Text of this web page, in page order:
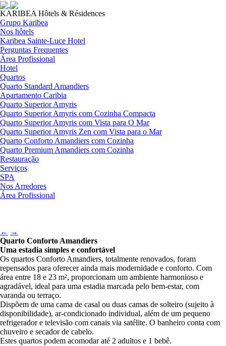
KARIBEA Hôtels & Résidences
Grupo Karibea
Nos hôtels
Karibea Sainte-Luce Hotel
Perguntas Frequentes
Área Profissional
Hotel
Quartos
Quarto Standard Amandiers
Apartamento Caribia
Quarto Superior Amyris
Quarto Superior Amyris com Cozinha Compacta
Quarto Superior Amyris com Vista para O Mar
Quarto Superior Amyris Zen com Vista para o Mar
Quarto Conforto Amandiers com Cozinha
Quarto Premium Amandiers com Cozinha
Restauração
Serviços
SPA
Nos Arredores
Área Profissional
← →
Quarto Conforto Amandiers
Uma estadia simples e confortável
Os quartos Conforto Amandiers, totalmente renovados, foram
repensados para oferecer ainda mais modernidade e conforto. Com
área entre 18 e 23 m², proporcionam um ambiente harmonioso e
agradável, ideal para uma estadia marcada pelo bem-estar, com
varanda ou terraço.
Dispõem de uma cama de casal ou duas camas de solteiro (sujeito à
disponibilidade), ar-condicionado individual, além de um pequeno
refrigerador e televisão com canais via satélite. O banheiro conta com
chuveiro e secador de cabelo.
Estes quartos podem acomodar até 2 adultos e 1 bebê.